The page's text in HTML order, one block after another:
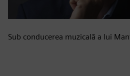
Sub conducerea muzicală a lui